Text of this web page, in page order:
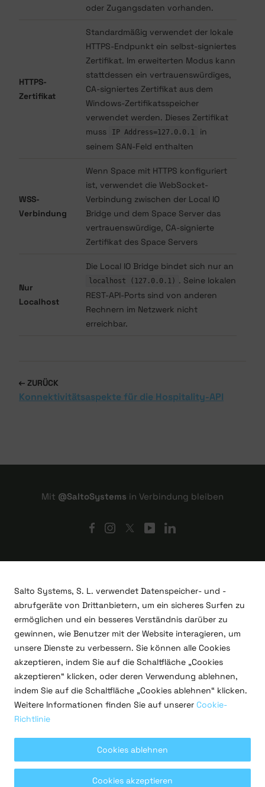
oder Zugangsdaten vorhanden.
HTTPS-
Zertifikat
Standardmäßig verwendet der lokale
HTTPS-Endpunkt ein selbst-signiertes
Zertifikat. Im erweiterten Modus kann
stattdessen ein vertrauenswürdiges,
CA-signiertes Zertifikat aus dem
Windows-Zertifikatsspeicher
verwendet werden. Dieses Zertifikat
muss
IP Address=127.0.0.1
in
seinem SAN-Feld enthalten
WSS-
Verbindung
Wenn Space mit HTTPS konfiguriert
ist, verwendet die WebSocket-
Verbindung zwischen der Local IO
Bridge und dem Space Server das
vertrauenswürdige, CA-signierte
Zertifikat des Space Servers
Nur
Localhost
Die Local IO Bridge bindet sich nur an
localhost (127.0.0.1) . Seine lokalen
REST-API-Ports sind von anderen
Rechnern im Netzwerk nicht
erreichbar.
ZURÜCK
Konnektivitätsaspekte für die Hospitality-API
Mit @SaltoSystems in Verbindung bleiben
Copyright © 2026 Salto Systems, S.L.
Alle Rechte vorbehalten.
F&E-Projekte
Rechtliches
Cookie-Richtlinien
Salto Systems, S. L. verwendet Datenspeicher- und -
abrufgeräte von Drittanbietern, um ein sicheres Surfen zu
ermöglichen und ein besseres Verständnis darüber zu
gewinnen, wie Benutzer mit der Website interagieren, um
unsere Dienste zu verbessern. Sie können alle Cookies
akzeptieren, indem Sie auf die Schaltfläche „Cookies
akzeptieren“ klicken, oder deren Verwendung ablehnen,
indem Sie auf die Schaltfläche „Cookies ablehnen“ klicken.
Weitere Informationen finden Sie auf unserer Cookie-
Richtlinie
Cookies ablehnen
Cookies akzeptieren